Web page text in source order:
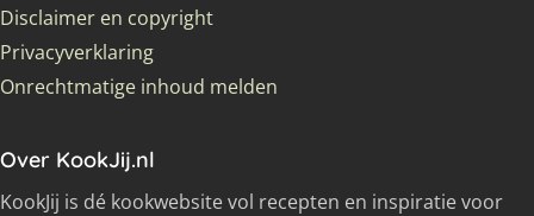
Disclaimer en copyright
Privacyverklaring
Onrechtmatige inhoud melden
Over KookJij.nl
KookJij is dé kookwebsite vol recepten en inspiratie voor